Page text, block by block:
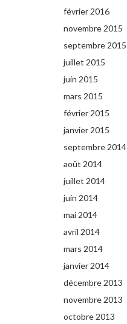
février 2016
novembre 2015
septembre 2015
juillet 2015
juin 2015
mars 2015
février 2015
janvier 2015
septembre 2014
août 2014
juillet 2014
juin 2014
mai 2014
avril 2014
mars 2014
janvier 2014
décembre 2013
novembre 2013
octobre 2013